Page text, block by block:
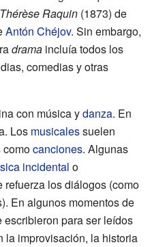
Thérèse Raquin (1873) de
Antón Chéjov. Sin embargo,
drama incluía todos los
comedias y otras
con música ydanza. En
Los musicalessuelen
comocanciones. Algunas
incidental o
los diálogos (como
En algunos momentos de
para ser leídos
la improvisación, la historia